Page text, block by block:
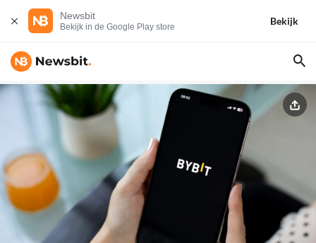
Newsbit
Bekijk in de Google Play store
Bekijk